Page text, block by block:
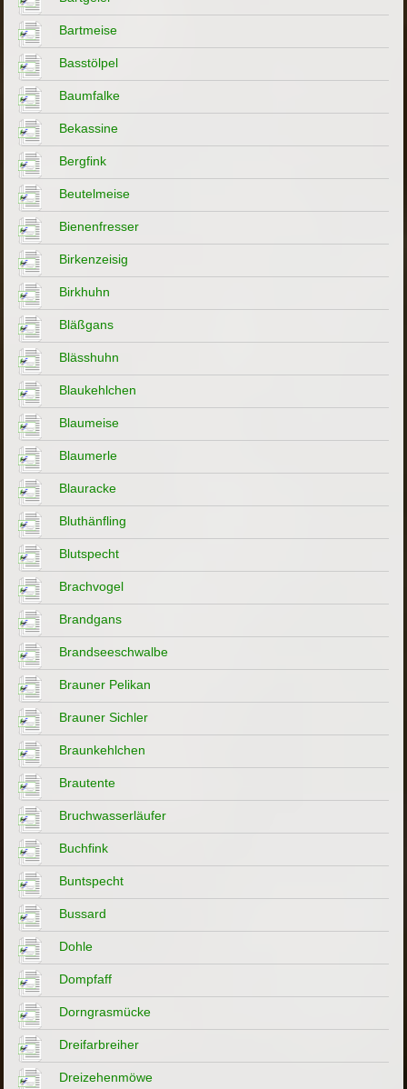
Bartmeise
Basstölpel
Baumfalke
Bekassine
Bergfink
Beutelmeise
Bienenfresser
Birkenzeisig
Birkhuhn
Bläßgans
Blässhuhn
Blaukehlchen
Blaumeise
Blaumerle
Blauracke
Bluthänfling
Blutspecht
Brachvogel
Brandgans
Brandseeschwalbe
Brauner Pelikan
Brauner Sichler
Braunkehlchen
Brautente
Bruchwasserläufer
Buchfink
Buntspecht
Bussard
Dohle
Dompfaff
Dorngrasmücke
Dreifarbreiher
Dreizehenmöwe